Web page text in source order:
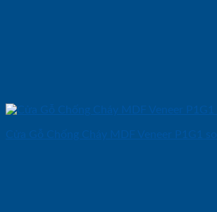
Cửa Gỗ Chống Cháy MDF Veneer P1G1 soi